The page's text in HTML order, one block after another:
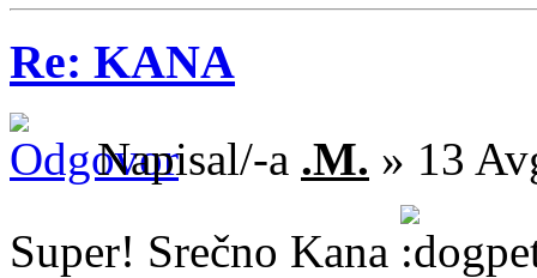
Re: KANA
Napisal/-a .M. » 13
Super! Srečno Kana